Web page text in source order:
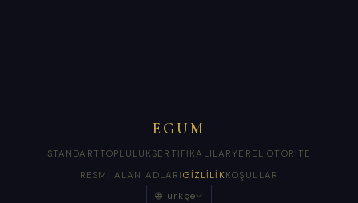
EGUM
STANDART TOPLULUK SERTIFIKALILAR YEREL OTORITE
RESMI ALAN ADLARI GIZLILIKKOŞULLAR
🌐Türkçe